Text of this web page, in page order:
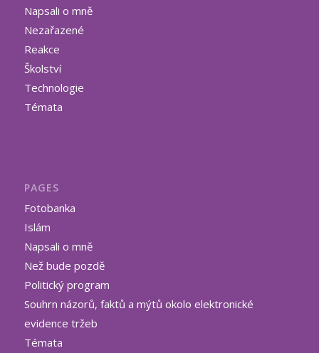
Napsali o mně
Nezařazené
Reakce
Školství
Technologie
Témata
PAGES
Fotobanka
Islám
Napsali o mně
Než bude pozdě
Politický program
Souhrn názorů, faktů a mýtů okolo elektronické
evidence tržeb
Témata